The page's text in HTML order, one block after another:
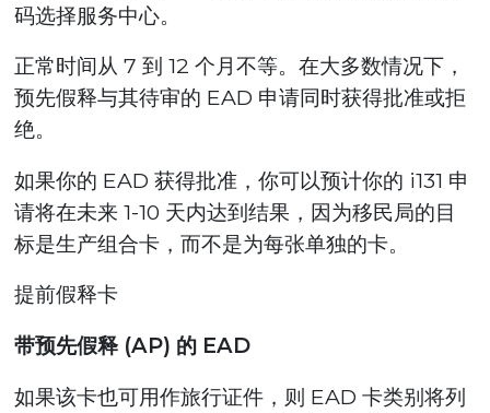
码选择服务中心。
正常时间从 7 到 12 个月不等。在大多数情况下，
预先假释与其待审的 EAD 申请同时获得批准或拒
绝。
如果你的 EAD 获得批准，你可以预计你的 i131 申
请将在未来 1-10 天内达到结果，因为移民局的目
标是生产组合卡，而不是为每张单独的卡。
提前假释卡
带预先假释 (AP) 的 EAD
如果该卡也可用作旅行证件，则 EAD 卡类别将列